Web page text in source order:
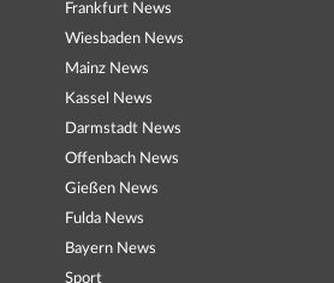
Frankfurt News
Wiesbaden News
Mainz News
Kassel News
Darmstadt News
Offenbach News
Gießen News
Fulda News
Bayern News
Sport